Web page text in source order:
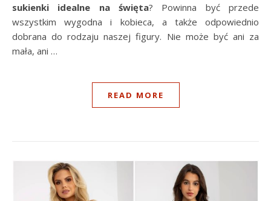
sukienki idealne na święta? Powinna być przede
wszystkim wygodna i kobieca, a także odpowiednio
dobrana do rodzaju naszej figury. Nie może być ani za
mała, ani …
READ MORE